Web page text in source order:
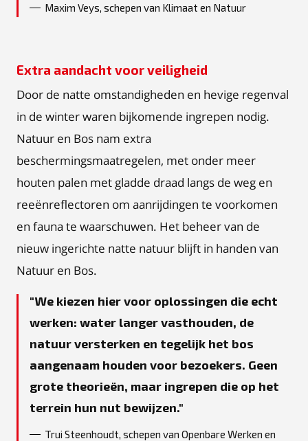
Maxim Veys, schepen van Klimaat en Natuur
Extra aandacht voor veiligheid
Door de natte omstandigheden en hevige regenval
in de winter waren bijkomende ingrepen nodig.
Natuur en Bos nam extra
beschermingsmaatregelen, met onder meer
houten palen met gladde draad langs de weg en
reeënreflectoren om aanrijdingen te voorkomen
en fauna te waarschuwen. Het beheer van de
nieuw ingerichte natte natuur blijft in handen van
Natuur en Bos.
We kiezen hier voor oplossingen die echt
werken: water langer vasthouden, de
natuur versterken en tegelijk het bos
aangenaam houden voor bezoekers. Geen
grote theorieën, maar ingrepen die op het
terrein hun nut bewijzen.
Trui Steenhoudt, schepen van Openbare Werken en